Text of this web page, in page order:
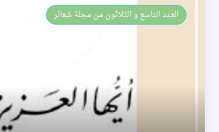
العـدد التاسع و الثلاثون من مجلة شعائر